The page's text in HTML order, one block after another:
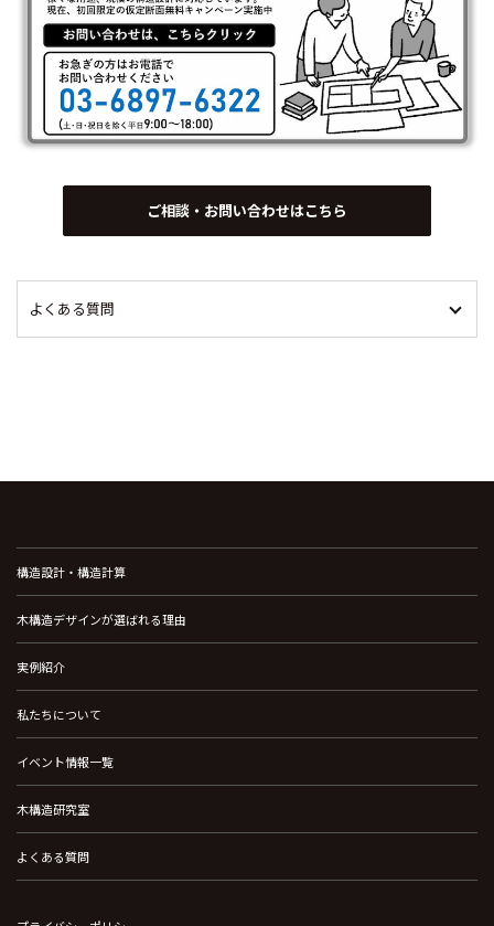
よくある質問
ご相談・お問い合わせはこちら
構造設計・構造計算
木構造デザインが選ばれる理由
実例紹介
私たちについて
イベント情報一覧
木構造研究室
よくある質問